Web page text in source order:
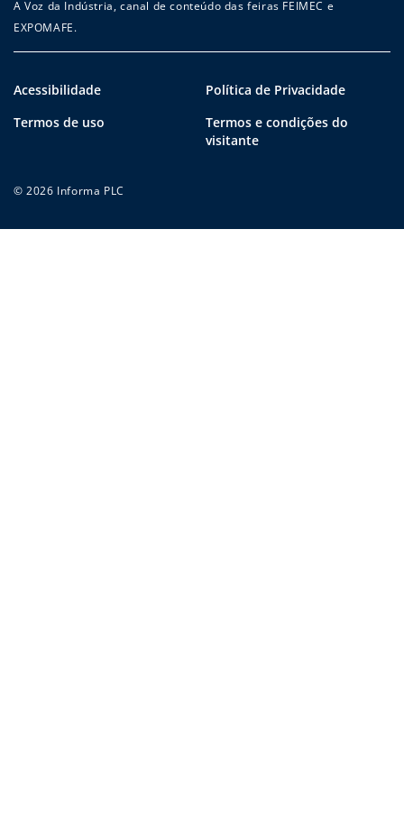
A Voz da Indústria, canal de conteúdo das feiras FEIMEC e
EXPOMAFE.
Acessibilidade
Política de Privacidade
Termos de uso
Termos e condições do
visitante
© 2026 Informa PLC